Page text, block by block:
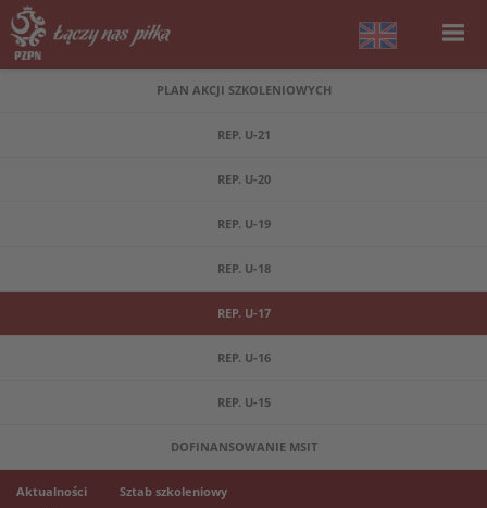
PLAN AKCJI SZKOLENIOWYCH
REP. U-21
REP. U-20
REP. U-19
REP. U-18
REP. U-17
REP. U-16
REP. U-15
DOFINANSOWANIE MSIT
Aktualności Sztab szkoleniowy